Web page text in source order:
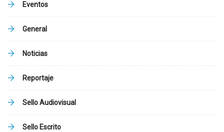
Eventos
General
Noticias
Reportaje
Sello Audiovisual
Sello Escrito